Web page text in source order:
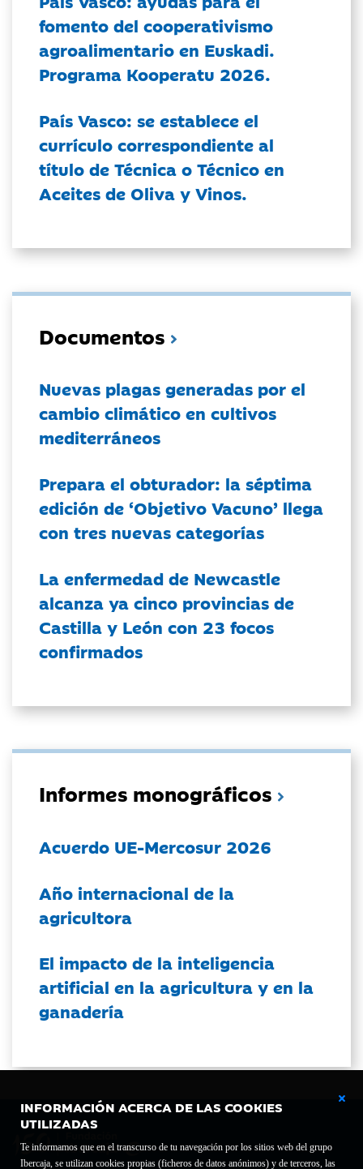
INFORMACIÓN ACERCA DE LAS COOKIES
UTILIZADAS
Te informamos que en el transcurso de tu navegación por los sitios web del grupo
Ibercaja, se utilizan cookies propias (ficheros de datos anónimos) y de terceros, las
fomento del cooperativismo
agroalimentario en Euskadi.
Programa Kooperatu 2026.
País Vasco: se establece el
currículo correspondiente al
título de Técnica o Técnico en
Aceites de Oliva y Vinos.
Documentos
Nuevas plagas generadas por el
cambio climático en cultivos
mediterráneos
Prepara el obturador: la séptima
edición de ‘Objetivo Vacuno’ llega
con tres nuevas categorías
La enfermedad de Newcastle
alcanza ya cinco provincias de
Castilla y León con 23 focos
confirmados
Informes monográficos
Acuerdo UE-Mercosur 2026
Año internacional de la
agricultora
El impacto de la inteligencia
artificial en la agricultura y en la
ganadería